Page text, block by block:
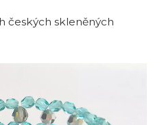
českých skleněných